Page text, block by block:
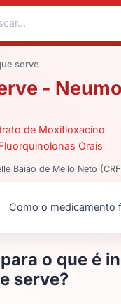
serve
-
de Moxifloxacino
Orais
Baião de Mello Neto
Como o medicamento
o que é
serve?